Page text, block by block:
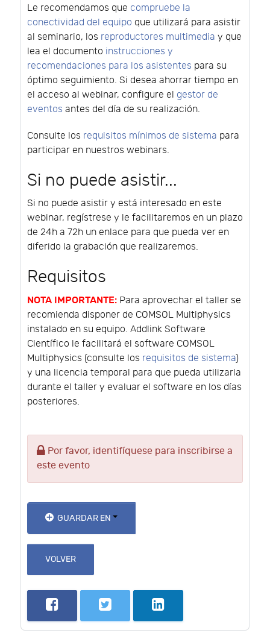
Le recomendamos que compruebe la
conectividad del equipo que utilizará para asistir
al seminario, los reproductores multimedia y que
lea el documento instrucciones y
recomendaciones para los asistentes para su
óptimo seguimiento. Si desea ahorrar tiempo en
el acceso al webinar, configure el gestor de
eventos antes del día de su realización.
Consulte los requisitos mínimos de sistema para
participar en nuestros webinars.
Si no puede asistir...
Si no puede asistir y está interesado en este
webinar, regístrese y le facilitaremos en un plazo
de 24h a 72h un enlace para que pueda ver en
diferido la grabación que realizaremos.
Requisitos
NOTA IMPORTANTE: Para aprovechar el taller se
recomienda disponer de COMSOL Multiphysics
instalado en su equipo. Addlink Software
Científico le facilitará el software COMSOL
Multiphysics (consulte los requisitos de sistema)
y una licencia temporal para que pueda utilizarla
durante el taller y evaluar el software en los días
posteriores.
Por favor, identifíquese para inscribirse a
este evento
GUARDAR EN
VOLVER